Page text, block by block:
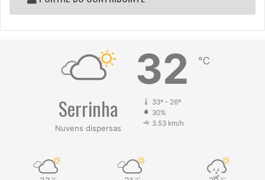
Serrinha
Nuvens dispersas
32 ℃
33º - 26º
30%
3.53 km/h